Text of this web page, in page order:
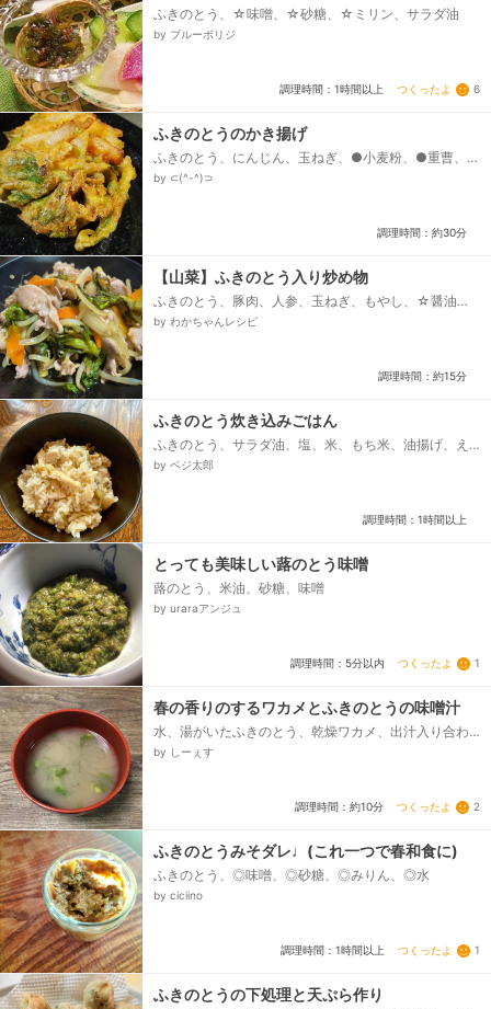
ふきのとう、☆味噌、☆砂糖、☆ミリン、サラダ油
by ブルーボリジ
調理時間：1時間以上 つくったよ 6
ふきのとうのかき揚げ
ふきのとう、にんじん、玉ねぎ、●小麦粉、●重曹、●
水、揚げ油
by ⊂(^-^)⊃
調理時間：約30分
【山菜】ふきのとう入り炒め物
ふきのとう、豚肉、人参、玉ねぎ、もやし、☆醤油、
☆酒、☆塩コショウ、胡椒
by わかちゃんレシピ
調理時間：約15分
ふきのとう炊き込みごはん
ふきのとう、サラダ油、塩、米、もち米、油揚げ、え
のき、刻み昆布、☆塩、☆酒、☆しょうゆ
by ベジ太郎
調理時間：1時間以上
とっても美味しい蕗のとう味噌
蕗のとう、米油、砂糖、味噌
by uraraアンジュ
調理時間：5分以内 つくったよ 1
春の香りのするワカメとふきのとうの味噌汁
水、湯がいたふきのとう、乾燥ワカメ、出汁入り合わ
せ味噌
by しーぇす
調理時間：約10分 つくったよ 2
ふきのとうみそダレ♩(これ一つで春和食に)
ふきのとう、◎味噌、◎砂糖、◎みりん、◎水
by ciciino
調理時間：1時間以上 つくったよ 1
ふきのとうの下処理と天ぷら作り